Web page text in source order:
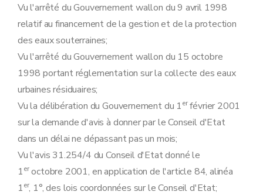
Art. 135
Art. 136
Art. 137
Art. 138
Art. 139
Art. 140
Art. 141
Art. 142
Art. 143
Art. 144
Art. 145
Art. 146
Art. 147
Art. 148
Art. 149
Art. 150
Art. 151
Vu l'arrêté du Gouvernement wallon du 9 avril 1998
relatif au financement de la gestion et de la protection
des eaux souterraines;
Vu l'arrêté du Gouvernement wallon du 15 octobre
1998 portant réglementation sur la collecte des eaux
urbaines résiduaires;
Vu la délibération du Gouvernement du 1erfévrier 2001
sur la demande d'avis à donner par le Conseil d'Etat
dans un délai ne dépassant pas un mois;
Vu l'avis 31.254/4 du Conseil d'Etat donné le
1eroctobre 2001, en application de l'article 84, alinéa
1er, 1°, des lois coordonnées sur le Conseil d'Etat;